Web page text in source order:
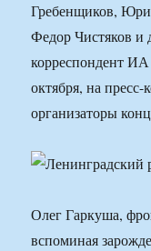
Гребенщиков,
Федор Чистяков и
корреспондент
октября, на
организаторы
Олег Гаркуша,
вспоминая